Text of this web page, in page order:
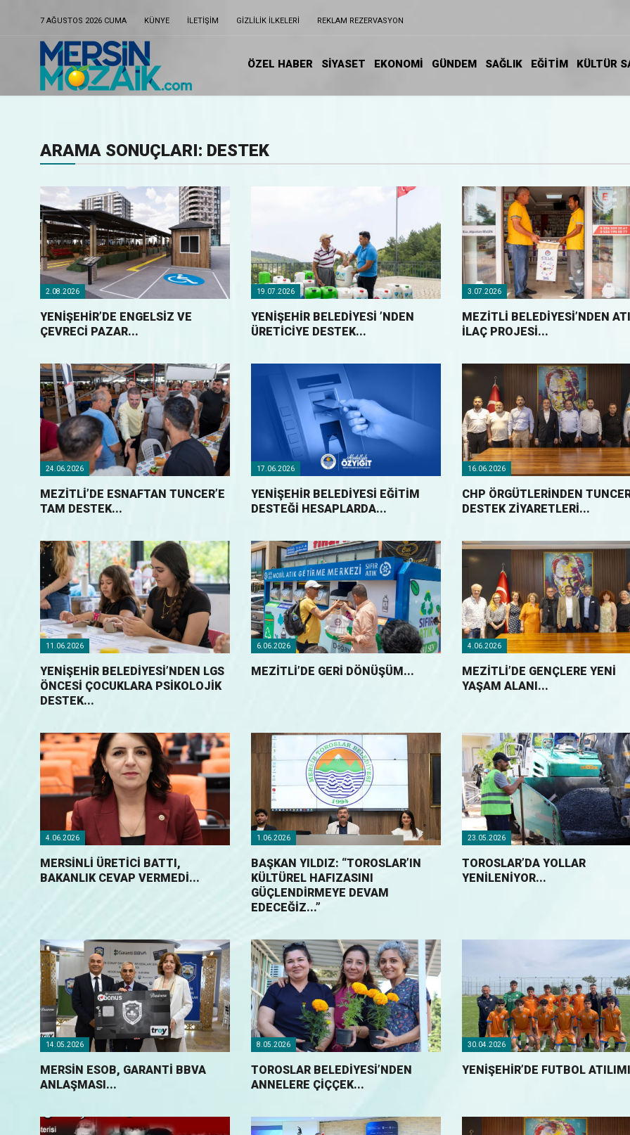
7 AĞUSTOS 2026 CUMA KÜNYE ILETIŞIM GIZLILIK ILKELERI REKLAM REZERVASYON
ÖZEL HABER SİYASET EKONOMİ GÜNDEM SAĞLIK EĞİTIM KÜLTÜR
ARAMA SONUÇLARI: DESTEK
2.08.2026
YENIŞEHIR’DE ENGELSIZ VE
ÇEVRECI PAZAR...
19.07.2026
YENIŞEHIR BELEDIYESI ’NDEN
ÜRETICIYE DESTEK...
3.07.2026
MEZİTLİ BELEDİYESİ’NDEN
İLAÇ PROJESİ...
24.06.2026
MEZİTLİ’DE ESNAFTAN TUNCER’E
TAM DESTEK...
17.06.2026
YENIŞEHIR BELEDIYESI EĞITIM
DESTEĞI HESAPLARDA...
16.06.2026
CHP ÖRGÜTLERİNDEN
DESTEK ZİYARETLERİ...
11.06.2026
YENIŞEHIR BELEDIYESI’NDEN LGS
ÖNCESI ÇOCUKLARA PSIKOLOJIK
DESTEK...
6.06.2026
MEZİTLİ’DE GERİ DÖNÜŞÜM...
4.06.2026
MEZİTLİ’DE GENÇLERE YENİ
YAŞAM ALANI...
4.06.2026
MERSİNLİ ÜRETİCİ BATTI,
BAKANLIK CEVAP VERMEDİ...
1.06.2026
BAŞKAN YILDIZ: “TOROSLAR’IN
KÜLTÜREL HAFIZASINI
GÜÇLENDİRMEYE DEVAM
EDECEĞİZ...”
23.05.2026
TOROSLAR’DA YOLLAR
YENİLENİYOR...
14.05.2026
MERSIN ESOB, GARANTI BBVA
ANLAŞMASI...
8.05.2026
TOROSLAR BELEDİYESİ’NDEN
ANNELERE ÇİÇÇEK...
30.04.2026
YENIŞEHIR’DE FUTBOL